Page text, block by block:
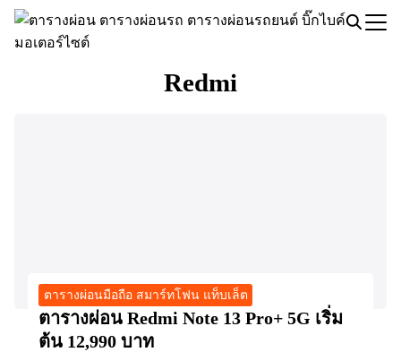
Skip
Search
Redmi
ตารางผ่อนมือถือ สมาร์ทโฟน แท็บเล็ต
ตารางผ่อน Redmi Note 13 Pro+ 5G เริ่ม
ต้น 12,990 บาท